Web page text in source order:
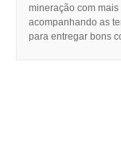
mineração com
acompanhando as
para entregar bons